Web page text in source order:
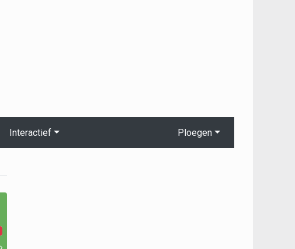
Interactief Ploegen